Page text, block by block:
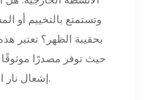
وتستمتع بالتخييم أو
بحقيبة الظهر؟ تعتبر
حيث توفر مصدرًا موثوقًا
إشعال نار المخيمات وحتى مواقد الإضاءة.